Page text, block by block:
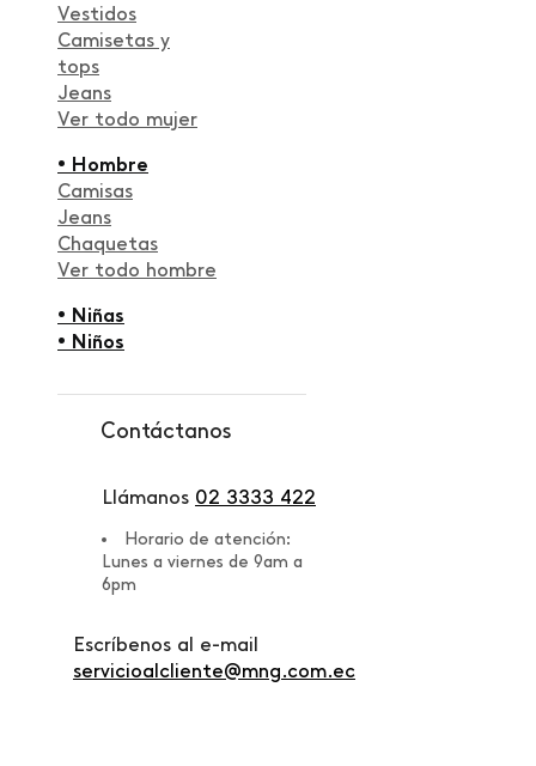
Vestidos
Camisetas y
tops
Jeans
Ver todo mujer
• Hombre
Camisas
Jeans
Chaquetas
Ver todo hombre
• Niñas
• Niños
Contáctanos
Llámanos 02 3333 422
Horario de atención:
Lunes a viernes de 9am a
6pm
Escríbenos al e-mail
servicioalcliente@mng.com.ec